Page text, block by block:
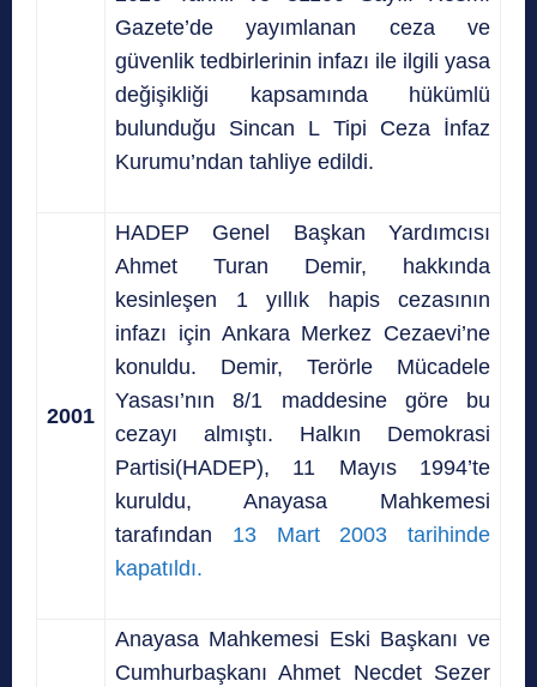
Gazete’de yayımlanan ceza ve
güvenlik tedbirlerinin infazı ile ilgili yasa
değişikliği kapsamında hükümlü
bulunduğu Sincan L Tipi Ceza İnfaz
Kurumu’ndan tahliye edildi.
2001
HADEP Genel Başkan Yardımcısı
Ahmet Turan Demir, hakkında
kesinleşen 1 yıllık hapis cezasının
infazı için Ankara Merkez Cezaevi’ne
konuldu. Demir, Terörle Mücadele
Yasası’nın 8/1 maddesine göre bu
cezayı almıştı. Halkın Demokrasi
Partisi(HADEP), 11 Mayıs 1994’te
kuruldu, Anayasa Mahkemesi
tarafından 13 Mart 2003 tarihinde
kapatıldı.
Anayasa Mahkemesi Eski Başkanı ve
Cumhurbaşkanı Ahmet Necdet Sezer